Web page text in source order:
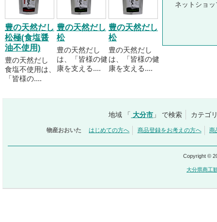
豊の天然だし
松極(食塩醤
油不使用)
豊の天然だし
食塩不使用は、
「皆様の....
豊の天然だし
松
豊の天然だし
は、「皆様の健
康を支える....
豊の天然だし
松
豊の天然だし
は、「皆様の健
康を支える....
ネットショ
地域 「 大分市 」 で検索 カテゴ
物産おおいた はじめての方へ 商品登録をお考えの方へ 商
Copyright ©
大分県商工